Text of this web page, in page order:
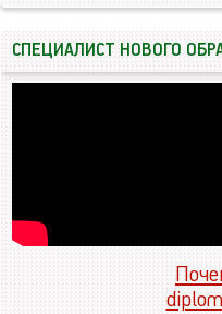
СПЕЦИАЛИСТ НОВОГО